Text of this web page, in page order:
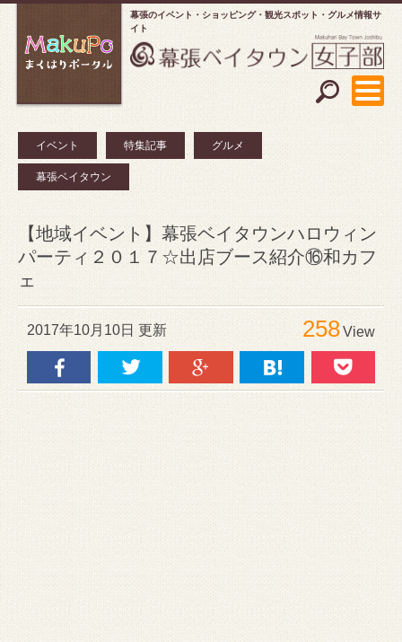
幕張のイベント・ショッピング
観光スポット・グルメ情報サ
イト
イベント 特集記事 グルメ
幕張ベイタウン
【地域イベント】幕張ベイタウンハロウィン
パーティ２０１７☆出店ブース紹介⑯和カフ
ェ
2017年10月10日 更新 258View